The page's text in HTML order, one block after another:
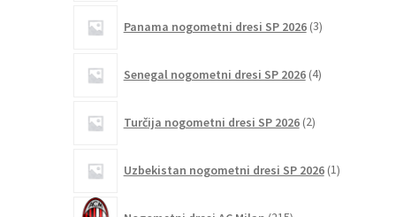
Panama nogometni dresi SP 2026 3izdelki
Senegal nogometni dresi SP 2026 4izdelki
Turčija nogometni dresi SP 2026 2izdelka
Uzbekistan nogometni dresi SP 2026 1izdelek